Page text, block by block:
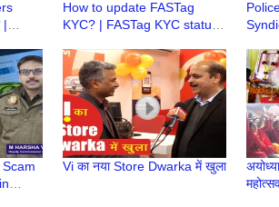
|
How to update FASTag
KYC? | FASTag KYC status |
FASTag issued by NHAI
Vi का नया Store Dwarka में खुला